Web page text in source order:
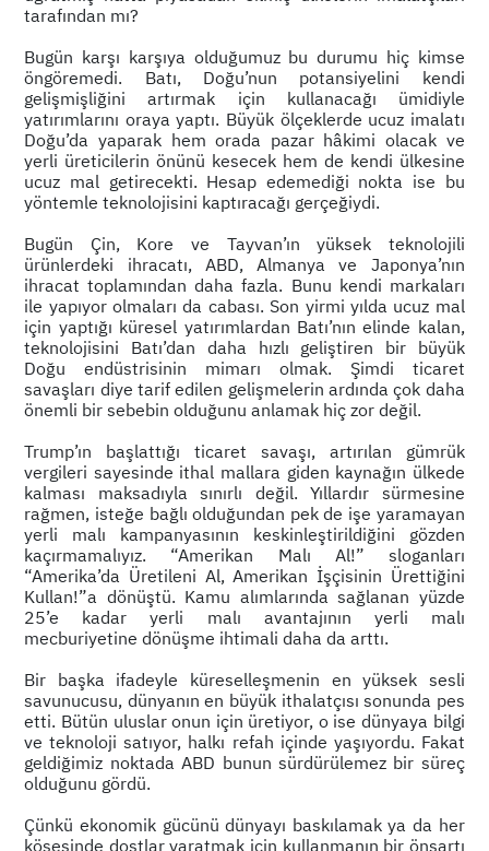
tarafından mı?
Bugün karşı karşıya olduğumuz bu durumu hiç kimse
öngöremedi. Batı, Doğu’nun potansiyelini kendi
gelişmişliğini artırmak için kullanacağı ümidiyle
yatırımlarını oraya yaptı. Büyük ölçeklerde ucuz imalatı
Doğu’da yaparak hem orada pazar hâkimi olacak ve
yerli üreticilerin önünü kesecek hem de kendi ülkesine
ucuz mal getirecekti. Hesap edemediği nokta ise bu
yöntemle teknolojisini kaptıracağı gerçeğiydi.
Bugün Çin, Kore ve Tayvan’ın yüksek teknolojili
ürünlerdeki ihracatı, ABD, Almanya ve Japonya’nın
ihracat toplamından daha fazla. Bunu kendi markaları
ile yapıyor olmaları da cabası. Son yirmi yılda ucuz mal
için yaptığı küresel yatırımlardan Batı’nın elinde kalan,
teknolojisini Batı’dan daha hızlı geliştiren bir büyük
Doğu endüstrisinin mimarı olmak. Şimdi ticaret
savaşları diye tarif edilen gelişmelerin ardında çok daha
önemli bir sebebin olduğunu anlamak hiç zor değil.
Trump’ın başlattığı ticaret savaşı, artırılan gümrük
vergileri sayesinde ithal mallara giden kaynağın ülkede
kalması maksadıyla sınırlı değil. Yıllardır sürmesine
rağmen, isteğe bağlı olduğundan pek de işe yaramayan
yerli malı kampanyasının keskinleştirildiğini gözden
kaçırmamalıyız. “Amerikan Malı Al!” sloganları
“Amerika’da Üretileni Al, Amerikan İşçisinin Ürettiğini
Kullan!”a dönüştü. Kamu alımlarında sağlanan yüzde
25’e kadar yerli malı avantajının yerli malı
mecburiyetine dönüşme ihtimali daha da arttı.
Bir başka ifadeyle küreselleşmenin en yüksek sesli
savunucusu, dünyanın en büyük ithalatçısı sonunda pes
etti. Bütün uluslar onun için üretiyor, o ise dünyaya bilgi
ve teknoloji satıyor, halkı refah içinde yaşıyordu. Fakat
geldiğimiz noktada ABD bunun sürdürülemez bir süreç
olduğunu gördü.
Çünkü ekonomik gücünü dünyayı baskılamak ya da her
köşesinde dostlar yaratmak için kullanmanın bir önşartı